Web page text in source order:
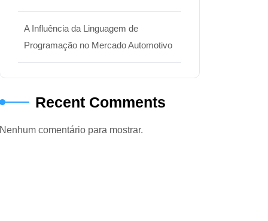
A Influência da Linguagem de
Programação no Mercado Automotivo
Recent Comments
Nenhum comentário para mostrar.